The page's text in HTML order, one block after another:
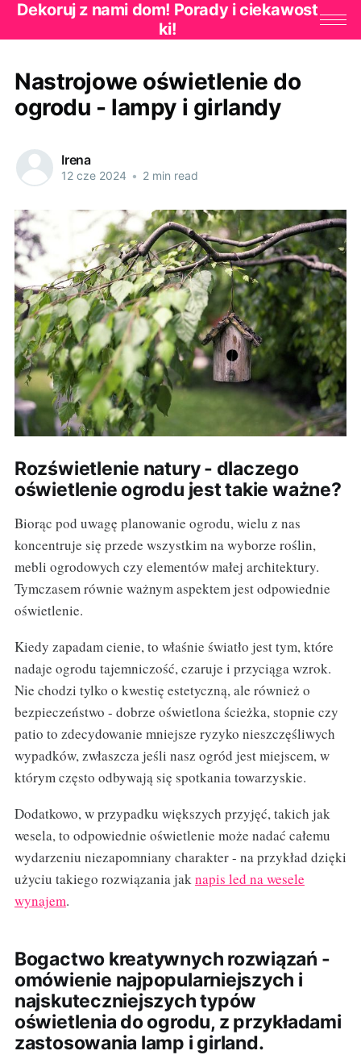
Dekoruj z nami dom! Porady i ciekawost
ki!
Nastrojowe oświetlenie do
ogrodu - lampy i girlandy
Irena
12 cze 2024 • 2 min read
Rozświetlenie natury - dlaczego
oświetlenie ogrodu jest takie ważne?
Biorąc pod uwagę planowanie ogrodu, wielu z nas
koncentruje się przede wszystkim na wyborze roślin,
mebli ogrodowych czy elementów małej architektury.
Tymczasem równie ważnym aspektem jest odpowiednie
oświetlenie.
Kiedy zapadam cienie, to właśnie światło jest tym, które
nadaje ogrodu tajemniczość, czaruje i przyciąga wzrok.
Nie chodzi tylko o kwestię estetyczną, ale również o
bezpieczeństwo - dobrze oświetlona ścieżka, stopnie czy
patio to zdecydowanie mniejsze ryzyko nieszczęśliwych
wypadków, zwłaszcza jeśli nasz ogród jest miejscem, w
którym często odbywają się spotkania towarzyskie.
Dodatkowo, w przypadku większych przyjęć, takich jak
wesela, to odpowiednie oświetlenie może nadać całemu
wydarzeniu niezapomniany charakter - na przykład dzięki
użyciu takiego rozwiązania jaknapis led na wesele
wynajem.
Bogactwo kreatywnych rozwiązań -
omówienie najpopularniejszych i
najskuteczniejszych typów
oświetlenia do ogrodu, z przykładami
zastosowania lamp i girland.